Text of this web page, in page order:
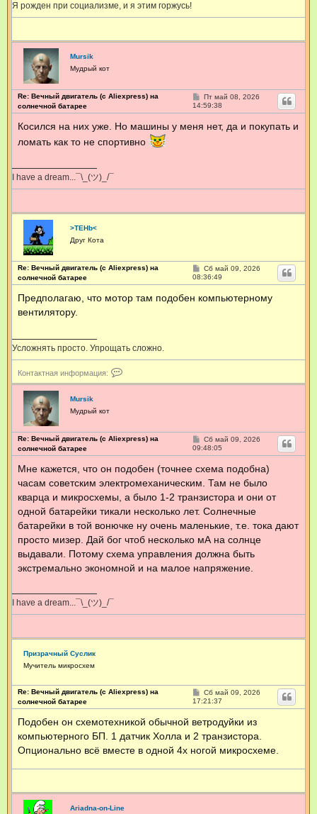
Я рожден при социализме, и я этим горжусь!
Mursik
Мудрый кот
Re: Вечный двигатель (с Aliexpress) на
солнечной батарее
С
о
о
щ
Пт май 08, 2026
14:59:38
Косился на них уже. Но машины у меня нет, да и покупать и
ломать как то не спортивно
I have a dream...¯\_(ツ)_/¯
>TEHb<
Друг Кота
Re: Вечный двигатель (с Aliexpress) на
солнечной батарее
С
о
о
щ
Сб май 09, 2026
08:36:49
Предполагаю, что мотор там подобен компьютерному
вентилятору.
Усложнять просто. Упрощать сложно.
Контактная информация:
т
н
я
и
н
ф
о
р
а
ц
я
п
о
а
>
T
E
b
<
Mursik
Мудрый кот
Re: Вечный двигатель (с Aliexpress) на
солнечной батарее
С
о
о
щ
е
и
е
Сб май 09, 2026
09:48:05
Мне кажется, что он подобен (точнее схема подобна)
часам советским электромеханическим. Там не было
кварца и микросхемы, а было 1-2 транзистора и они от
одной батарейки тикали несколько лет. Солнечные
батарейки в той вонючке ну очень маленькие, т.е. тока дают
просто мизер. Дай бог чтоб несколько мА на солнце
выдавали. Потому схема управления должна быть
экстремально экономной и на малое напряжение.
I have a dream...¯\_(ツ)_/¯
Призрачный Суслик
Мучитель микросхем
Re: Вечный двигатель (с Aliexpress) на
солнечной батарее
С
о
о
щ
е
и
Сб май 09, 2026
17:21:37
Подобен он схемотехникой обычной ветродуйки из
компьютерного БП. 1 датчик Холла и 2 транзистора.
Опционально всё вместе в одной 4х ногой микросхеме.
Ariadna-on-Line